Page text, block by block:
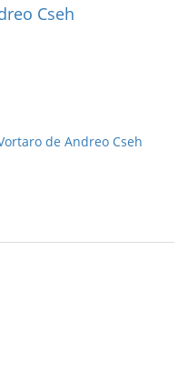
Cseh
de Andreo Cseh